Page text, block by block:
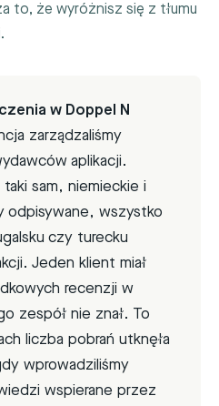
to, że wyróżnisz się z tłumu
w Doppel N
zarządzaliśmy
aplikacji.
sam, niemieckie i
odpisywane, wszystko
czy turecku
Jeden klient miał
recenzji w
zespół nie znał. To
liczba pobrań utknęła
wprowadziliśmy
wspierane przez